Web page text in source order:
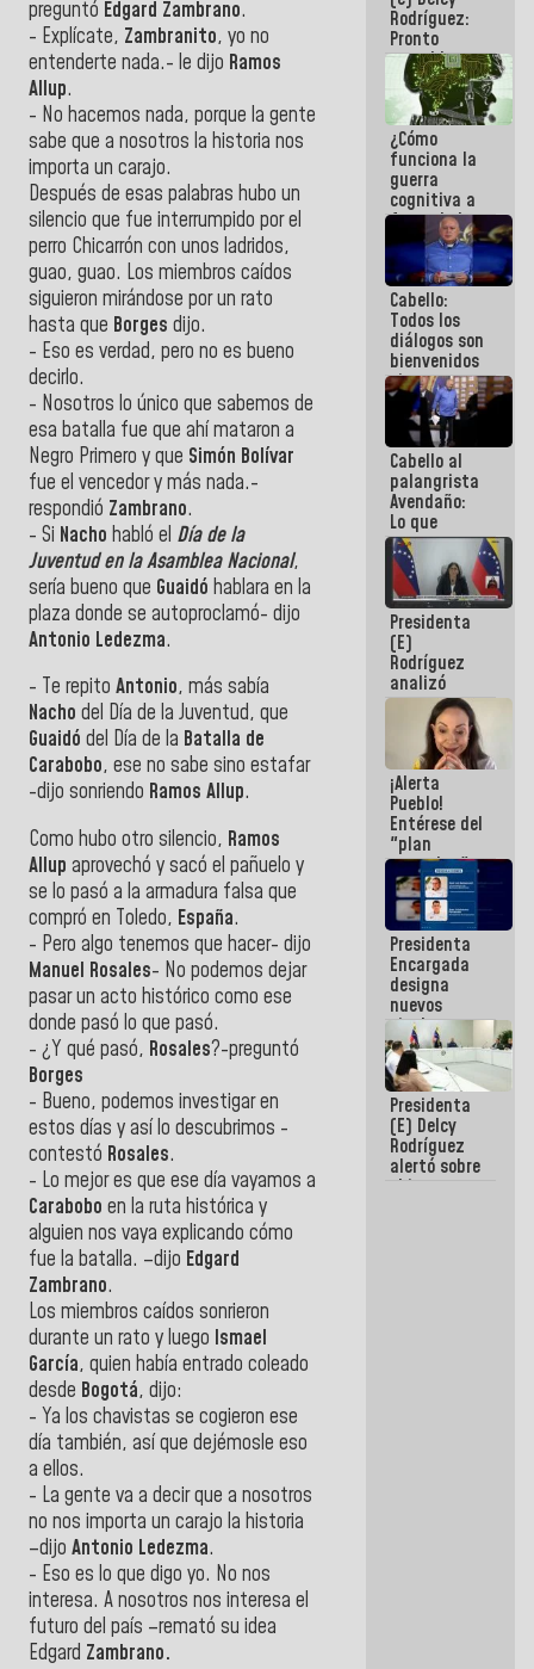
preguntó Edgard Zambrano.
- Explícate, Zambranito, yo no
entenderte nada.- le dijo Ramos
Allup.
- No hacemos nada, porque la gente
sabe que a nosotros la historia nos
importa un carajo.
Después de esas palabras hubo un
silencio que fue interrumpido por el
perro Chicarrón con unos ladridos,
guao, guao. Los miembros caídos
siguieron mirándose por un rato
hasta que Borges dijo.
- Eso es verdad, pero no es bueno
decirlo.
- Nosotros lo único que sabemos de
esa batalla fue que ahí mataron a
Negro Primero y que Simón Bolívar
fue el vencedor y más nada.-
respondió Zambrano.
- Si Nacho habló el Día de la
Juventud en la Asamblea Nacional,
sería bueno que Guaidó hablara en la
plaza donde se autoproclamó- dijo
Antonio Ledezma.
- Te repito Antonio, más sabía
Nacho del Día de la Juventud, que
Guaidó del Día de la Batalla de
Carabobo, ese no sabe sino estafar
-dijo sonriendo Ramos Allup.
Como hubo otro silencio, Ramos
Allup aprovechó y sacó el pañuelo y
se lo pasó a la armadura falsa que
compró en Toledo, España.
- Pero algo tenemos que hacer- dijo
Manuel Rosales- No podemos dejar
pasar un acto histórico como ese
donde pasó lo que pasó.
- ¿Y qué pasó, Rosales?-preguntó
Borges
- Bueno, podemos investigar en
estos días y así lo descubrimos -
contestó Rosales.
- Lo mejor es que ese día vayamos a
Carabobo en la ruta histórica y
alguien nos vaya explicando cómo
fue la batalla. –dijo Edgard
Zambrano.
Los miembros caídos sonrieron
durante un rato y luego Ismael
García, quien había entrado coleado
desde Bogotá, dijo:
- Ya los chavistas se cogieron ese
día también, así que dejémosle eso
a ellos.
- La gente va a decir que a nosotros
no nos importa un carajo la historia
–dijo Antonio Ledezma.
- Eso es lo que digo yo. No nos
interesa. A nosotros nos interesa el
futuro del país –remató su idea
Edgard Zambrano.
Rodríguez:
Pronto
restableceremos
las
operaciones
en el
Aeropuerto
Internacional
de
Maiquetía
¿Cómo
funciona la
guerra
cognitiva a
favor de la
narrativa
hegemónica?
(1)
Cabello:
Todos los
diálogos son
bienvenidos
siempre que
estén en el
marco de la
Constitución
de la
República
Cabello al
palangrista
Avendaño:
Lo que
vayas a
escribir
hazlo hoy
por que no
sabemos si
la semana
que viene
hay
programa
Presidenta
(E)
Rodríguez
analizó
junto a
gobernadores
planes de
recuperación
del Sistema
Eléctrico
Nacional
¡Alerta
Pueblo!
Entérese del
"plan
enjambre"
de La Sayo
para
sabotear el
diálogo y
promover el
caos
Presidenta
Encargada
designa
nuevos
titulares en
el
Viceministerio
de Energía
Eléctrica y
CORPOELEC
Presidenta
(E) Delcy
Rodríguez
alertó sobre
el impacto